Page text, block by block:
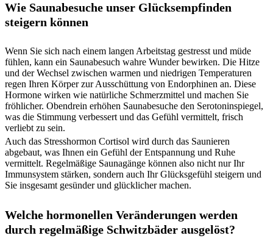
Wie Saunabesuche unser Glücksempfinden
steigern können
Wenn Sie sich nach einem langen Arbeitstag gestresst und müde
fühlen, kann ein Saunabesuch wahre Wunder bewirken. Die Hitze
und der Wechsel zwischen warmen und niedrigen Temperaturen
regen Ihren Körper zur Ausschüttung von Endorphinen an. Diese
Hormone wirken wie natürliche Schmerzmittel und machen Sie
fröhlicher. Obendrein erhöhen Saunabesuche den Serotoninspiegel,
was die Stimmung verbessert und das Gefühl vermittelt, frisch
verliebt zu sein.
Auch das Stresshormon Cortisol wird durch das Saunieren
abgebaut, was Ihnen ein Gefühl der Entspannung und Ruhe
vermittelt. Regelmäßige Saunagänge können also nicht nur Ihr
Immunsystem stärken, sondern auch Ihr Glücksgefühl steigern und
Sie insgesamt gesünder und glücklicher machen.
Welche hormonellen Veränderungen werden
durch regelmäßige Schwitzbäder ausgelöst?